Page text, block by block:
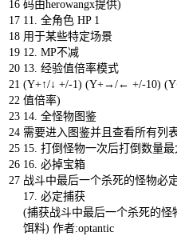
16
17
18
19
20
21
22
23
24
25
26
27
码由herowangx提供)
11. 全角色 HP 1
用于某些特定场景
12. MP不减
13. 经验值倍率模式
(Y+↑/↓ +/-1) (Y+→ / ← +/-10) (Y
值倍率)
14. 全怪物图鉴
需要进入图鉴并且查看所有列
15. 打倒怪物一次后打倒数量最
16. 必掉宝箱
战斗中最后一个杀死的怪物必
17. 必定捕获
(捕获战斗中最后一个杀死的怪
饵料) 作者:optantic